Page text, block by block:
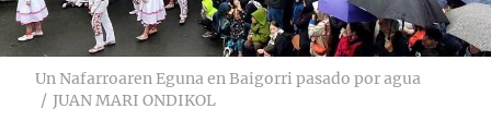
Un Nafarroaren Eguna en Baigorri pasado por agua
JUAN MARI ONDIKOL